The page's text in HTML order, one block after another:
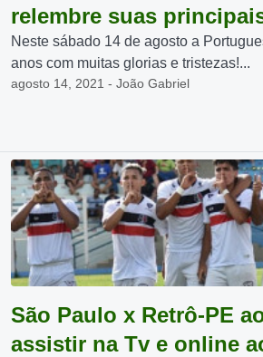
relembre suas
Neste sábado 14 de agosto a
anos com muitas glorias e tristezas!...
agosto 14, 2021 - João Gabriel
São Paulo x Retrô-PE
assistir na Tv e online